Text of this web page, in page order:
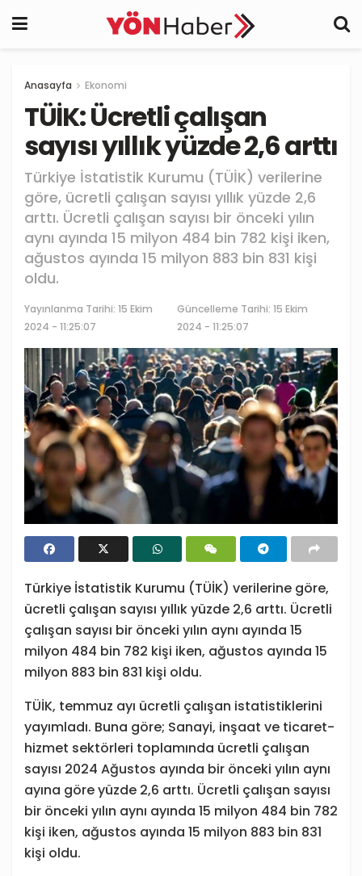
Anasayfa Ekonomi
TÜİK: Ücretli çalışan
sayısı yıllık yüzde 2,6 arttı
Türkiye İstatistik Kurumu (TÜİK) verilerine
göre, ücretli çalışan sayısı yıllık yüzde 2,6
arttı. Ücretli çalışan sayısı bir önceki yılın
aynı ayında 15 milyon 484 bin 782 kişi iken,
ağustos ayında 15 milyon 883 bin 831 kişi
oldu.
Yayınlanma Tarihi: 15 Ekim
2024 - 11:25:07
Güncelleme Tarihi: 15 Ekim
2024 - 11:25:07
Türkiye İstatistik Kurumu (TÜİK) verilerine göre,
ücretli çalışan sayısı yıllık yüzde 2,6 arttı. Ücretli
çalışan sayısı bir önceki yılın aynı ayında 15
milyon 484 bin 782 kişi iken, ağustos ayında 15
milyon 883 bin 831 kişi oldu.
TÜİK, temmuz ayı ücretli çalışan istatistiklerini
yayımladı. Buna göre; Sanayi, inşaat ve ticaret-
hizmet sektörleri toplamında ücretli çalışan
sayısı 2024 Ağustos ayında bir önceki yılın aynı
ayına göre yüzde 2,6 arttı. Ücretli çalışan sayısı
bir önceki yılın aynı ayında 15 milyon 484 bin 782
kişi iken, ağustos ayında 15 milyon 883 bin 831
kişi oldu.